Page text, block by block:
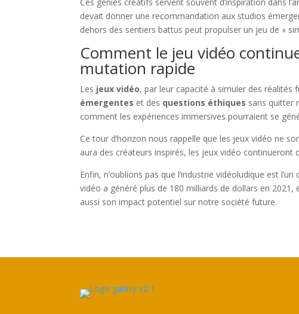
devait donner une recommandation aux studios
dehors des sentiers battus peut propulser un jeu de «
Comment le jeu vidéo
mutation rapide
Les jeux vidéo, par leur capacité à simuler des
émergentes et des questions éthiques sans quitter
comment les expériences immersives pourraient se
Ce tour d’horizon nous rappelle que les jeux vidéo ne
aura des créateurs inspirés, les jeux vidéo
Enfin, n’oublions pas que l’industrie vidéoludique est
vidéo a généré plus de 180 milliards de dollars en
aussi son impact potentiel sur notre société future.